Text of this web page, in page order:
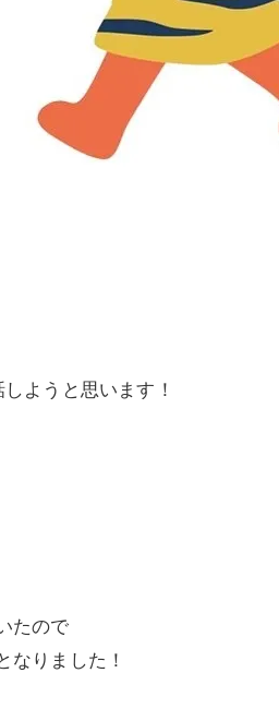
ようと思います！
たので
なりました！